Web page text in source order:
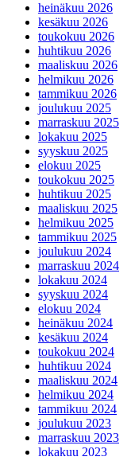
heinäkuu 2026
kesäkuu 2026
toukokuu 2026
huhtikuu 2026
maaliskuu 2026
helmikuu 2026
tammikuu 2026
joulukuu 2025
marraskuu 2025
lokakuu 2025
syyskuu 2025
elokuu 2025
toukokuu 2025
huhtikuu 2025
maaliskuu 2025
helmikuu 2025
tammikuu 2025
joulukuu 2024
marraskuu 2024
lokakuu 2024
syyskuu 2024
elokuu 2024
heinäkuu 2024
kesäkuu 2024
toukokuu 2024
huhtikuu 2024
maaliskuu 2024
helmikuu 2024
tammikuu 2024
joulukuu 2023
marraskuu 2023
lokakuu 2023